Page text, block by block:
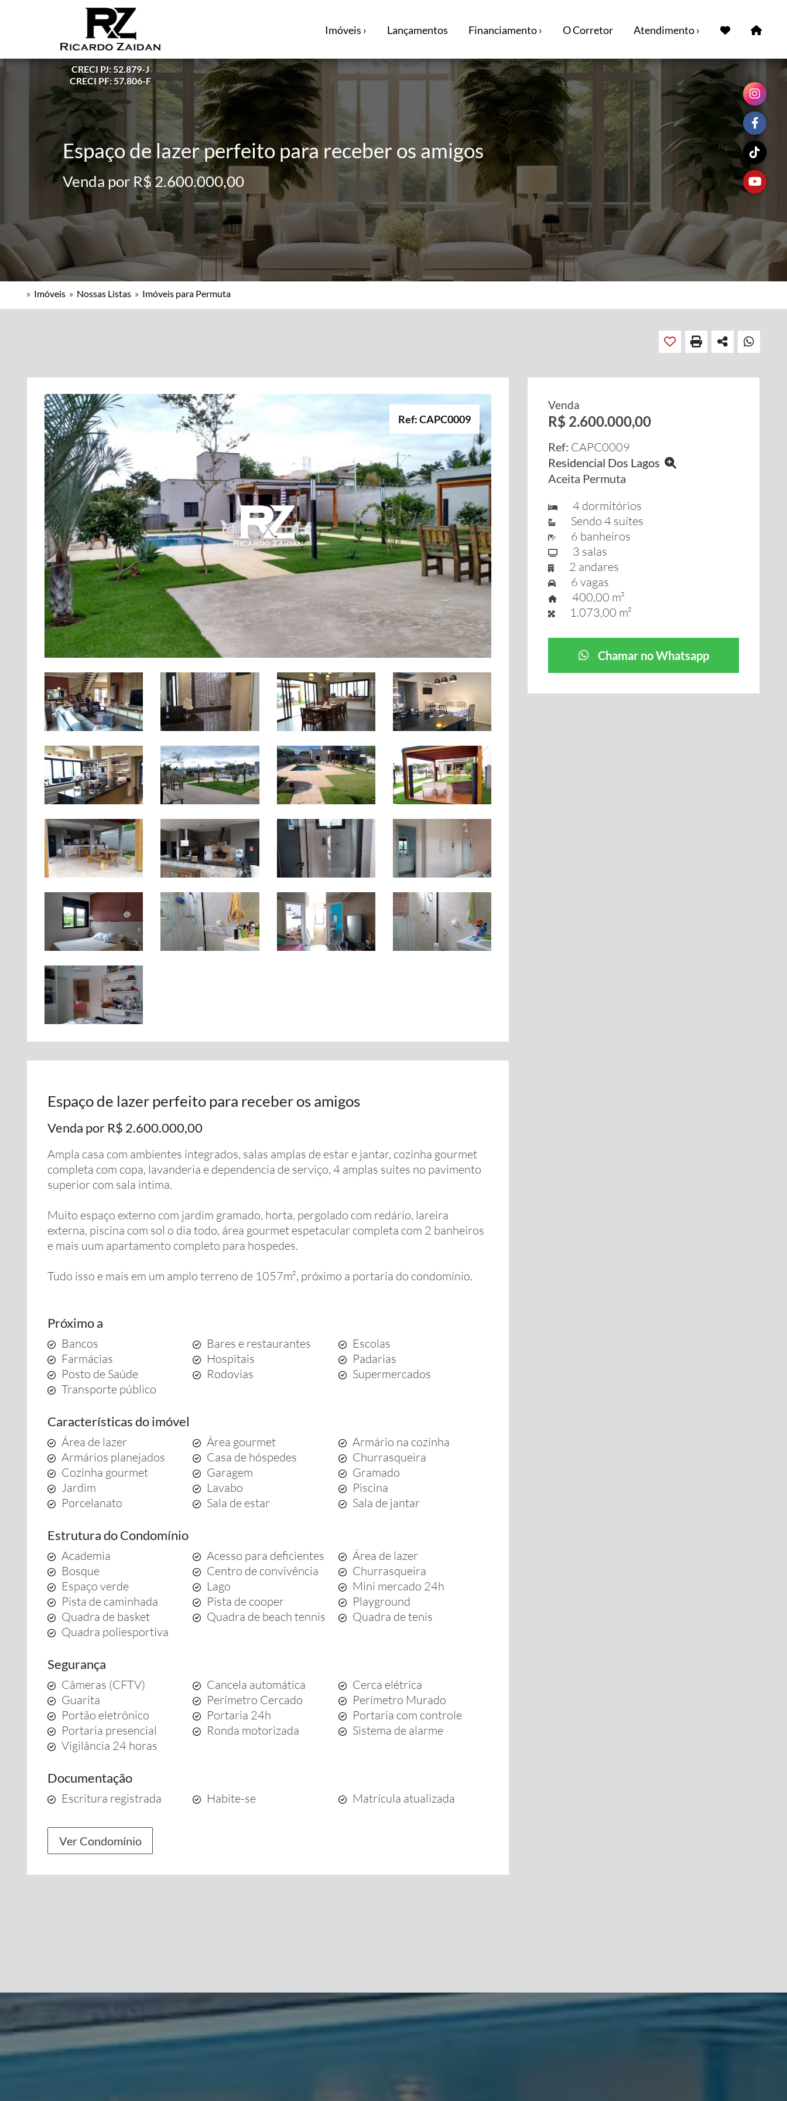
CRECI PJ: 52.879-J
CRECI PF: 57.806-F
Imóveis › Lançamentos Financiamento › O Corretor Atendimento ›
Espaço de lazer perfeito para receber os amigos
Venda por R$ 2.600.000,00
» Imóveis » Nossas Listas » Imóveis para Permuta
Ref: CAPC0009
Espaço de lazer perfeito para receber os amigos
Venda por R$ 2.600.000,00
Ampla casa com ambientes integrados, salas amplas de estar e jantar, cozinha gourmet
completa com copa, lavanderia e dependencia de serviço, 4 amplas suites no pavimento
superior com sala intima.
Muito espaço externo com jardim gramado, horta, pergolado com redário, lareira
externa, piscina com sol o dia todo, área gourmet espetacular completa com 2 banheiros
e mais uum apartamento completo para hospedes.
Tudo isso e mais em um amplo terreno de 1057m², próximo a portaria do condomínio.
Próximo a
Bancos Bares e restaurantes
Escolas
Farmácias
Hospitais
Padarias
Posto de Saúde
Rodovias
Supermercados
Transporte público
Características do imóvel
Área de lazer Área gourmet
Armário na cozinha
Armários planejados
Casa de hóspedes
Churrasqueira
Cozinha gourmet
Garagem
Gramado
Jardim
Lavabo
Piscina
Porcelanato
Sala de estar Sala de jantar
Estrutura do Condomínio
Academia Acesso para deficientes
Área de lazer
Bosque
Centro de convivência
Churrasqueira
Espaço verde
Lago
Mini mercado 24h
Pista de caminhada
Pista de cooper
Playground
Quadra de basket
Quadra de beach tennis
Quadra de tenis
Quadra poliesportiva
Segurança
Câmeras (CFTV) Cancela automática
Cerca elétrica
Guarita
Perímetro Cercado
Perímetro Murado
Portão eletrônico
Portaria 24h
Portaria com controle
Portaria presencial
Ronda motorizada
Sistema de alarme
Vigilância 24 horas
Documentação
Escritura registrada Habite-se Matrícula atualizada
Ver Condomínio
Venda
R$ 2.600.000,00
Ref: CAPC0009
Residencial Dos Lagos
Aceita Permuta
4 dormitórios
Sendo 4 suítes
6 banheiros
3 salas
2 andares
6 vagas
400,00 m²
1.073,00 m²
Chamar no Whatsapp